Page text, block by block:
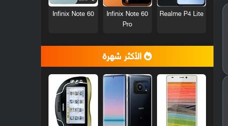
Realme P4 Lite
Infinix Note 60
Pro
Infinix Note 60
الأكثر شهرة